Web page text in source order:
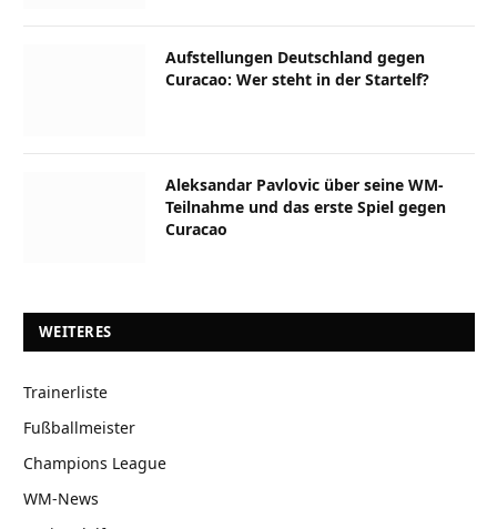
Aufstellungen Deutschland gegen
Curacao: Wer steht in der Startelf?
Aleksandar Pavlovic über seine WM-
Teilnahme und das erste Spiel gegen
Curacao
WEITERES
Trainerliste
Fußballmeister
Champions League
WM-News